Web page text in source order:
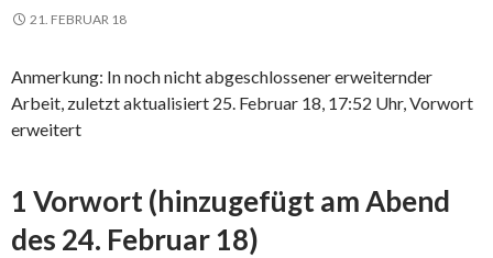
21. FEBRUAR 18
Anmerkung: In noch nicht abgeschlossener erweiternder
Arbeit, zuletzt aktualisiert 25. Februar 18, 17:52 Uhr, Vorwort
erweitert
1 Vorwort (hinzugefügt am Abend
des 24. Februar 18)